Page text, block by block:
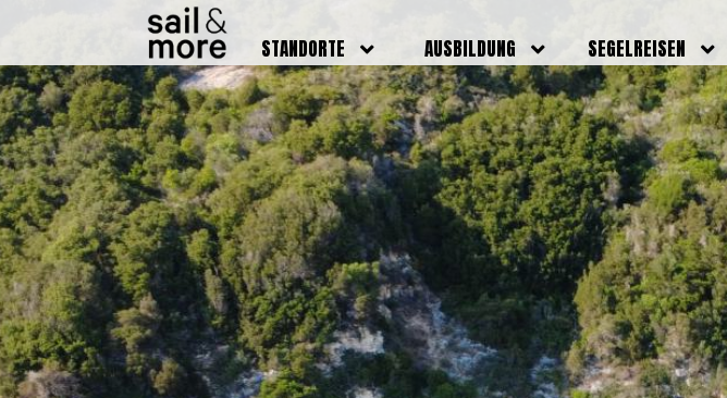
STANDORTE
DEUTSCHLAND
BADEN BADEN
BRUCHSAL
GRIESHEIM /
DARMSTADT
HAMBURG
HEIDELBERG
KARLSRUHE
KÖLN
PFORZHEIM
RHEINSTETTEN
AUSBILDUNG
BOOTSFÜHRERSCHEINE
FUNKSCHEINE
SEENOTSIGNALMITTEL
WEITERBILDUNG
AUSBILDUNGSBOOTE
PREISE
KURSTERMINE
PRÜFUNGSTERMINE
ONLINEKURS
FAQ
SEGELREISEN
AKTUELLE REISEN
BILDER REISEN
SKIPPER
FAQ